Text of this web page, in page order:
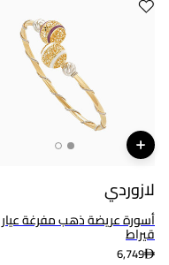
لازوردي
قيراط
6,749